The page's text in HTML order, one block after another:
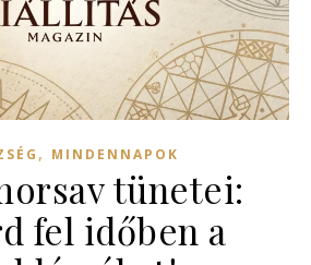
, MINDENNAPOK
tünetei:
fel időben a